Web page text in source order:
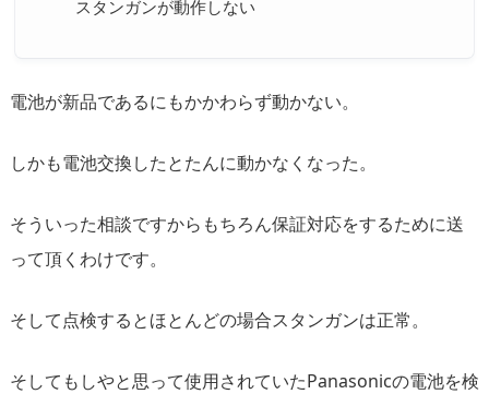
スタンガンが動作しない
電池が新品であるにもかかわらず動かない。
しかも電池交換したとたんに動かなくなった。
そういった相談ですからもちろん保証対応をするために送
って頂くわけです。
そして点検するとほとんどの場合スタンガンは正常。
そしてもしやと思って使用されていたPanasonicの電池を検